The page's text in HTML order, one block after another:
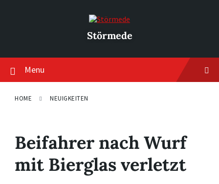
Störmede
Menu
HOME NEUIGKEITEN
Beifahrer nach Wurf
mit Bierglas verletzt